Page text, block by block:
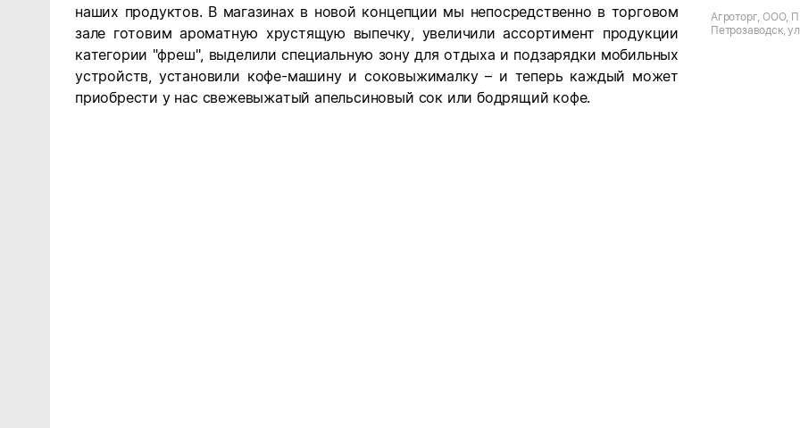
наших продуктов. В магазинах в новой концепции мы непосредственно в торговом
зале готовим ароматную хрустящую выпечку, увеличили ассортимент продукции
категории "фреш", выделили специальную зону для отдыха и подзарядки мобильных
устройств, установили кофе-машину и соковыжималку – и теперь каждый может
приобрести у нас свежевыжатый апельсиновый сок или бодрящий кофе.
Агроторг, ООО,
Петрозаводск,